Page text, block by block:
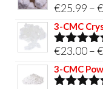
Rated5.00
out of 5
€25.99 –€
3-CMC
Rated5.00
out of 5
€23.00–€
3-CMC